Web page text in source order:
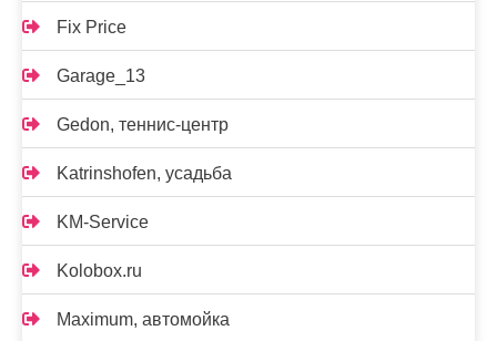
Fix Price
Garage_13
Gedon, теннис-центр
Katrinshofen, усадьба
KM-Service
Kolobox.ru
Maximum, автомойка